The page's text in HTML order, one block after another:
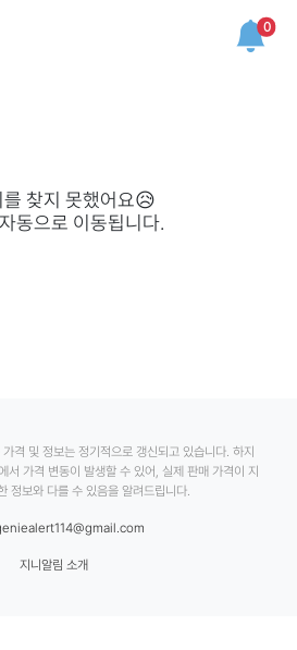
0
찾지 못했어요😥
동으로 이동됩니다.
격 및 정보는 정기적으로 갱신되고 있습니다. 하지
서 가격 변동이 발생할 수 있어, 실제 판매 가격이 지
정보와 다를 수 있음을 알려드립니다.
지니알림 소개